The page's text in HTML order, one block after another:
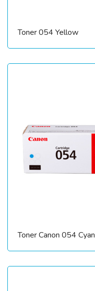
Toner 054 Yellow
Toner Canon 054 Cyan